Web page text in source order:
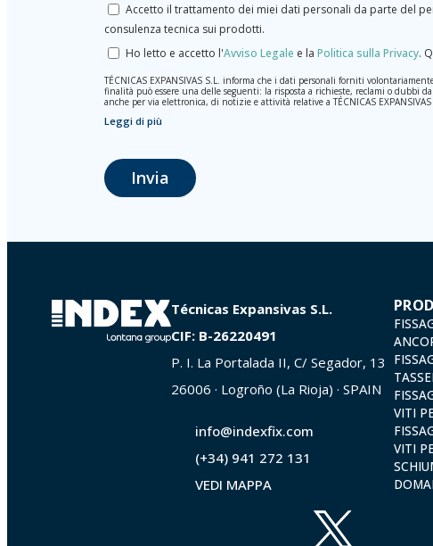
Accetto il trattamento dei miei dati personali da parte del
consulenza tecnica sui prodotti.
Ho letto e accetto l'Avviso Legale e la Politica sulla Privacy.
TÉCNICAS EXPANSIVAS S.L. informa che i dati personali forniti
finalità può essere una delle seguenti: la risposta a richieste, reclami o dubbi
anche per via elettronica, di notizie e attività relative a TÉCNICAS EXPANSIVAS
I dati contenuti nei nostri archivi sono assolutamente confidenziali e saranno
Si raccomanda di non inviare dati personali di alto livello secondo la
Gli utenti possono in qualsiasi momento esercitare i loro diritti di accesso,
dei dati (GDPR) del 27 aprile 2016 inviando una lettera al responsabile del
Leggi di più
Invia
Técnicas Expansivas S.L.
CIF: B-26220491
P. I. La Portalada II, C/ Segador, 13
26006 · Logroño (La Rioja) · SPAIN
info@indexfix.com
(+34) 941 272 131
VEDI MAPPA
VITI
VITI